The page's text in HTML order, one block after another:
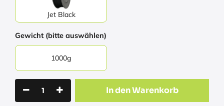
Jet Black
Gewicht (bitte auswählen)
1000g
In den Warenkorb